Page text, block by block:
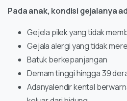
Pada anak, kondisi gejalanya
Gejela pilek yang tidak
Gejala alergi yang tidak
Batuk berkepanjangan
Demam tinggi hingga 39
Adanyalendir kental